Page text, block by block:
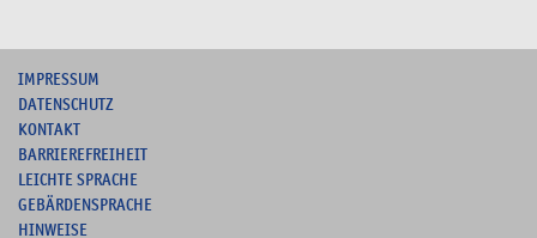
IMPRESSUM
DATENSCHUTZ
KONTAKT
BARRIEREFREIHEIT
LEICHTE SPRACHE
GEBÄRDENSPRACHE
HINWEISE